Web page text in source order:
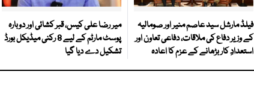
فیلڈ مارشل سید عاصم منیر اور صومالیہ
کے وزیر دفاع کی ملاقات، دفاعی تعاون اور
استعدادِ کار بڑھانے کے عزم کا اعادہ
میر رضا علی کیس، قبر کشائی اور دوبارہ
پوسٹ مارٹم کے لیے 8 رکنی میڈیکل بورڈ
تشکیل دے دیا گیا